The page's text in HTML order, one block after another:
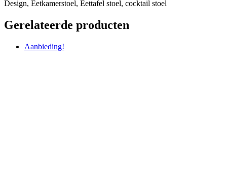
Design, Eetkamerstoel, Eettafel stoel, cocktail stoel
Gerelateerde producten
Aanbieding!